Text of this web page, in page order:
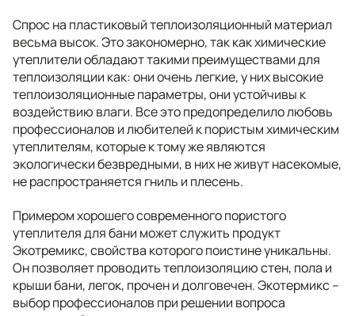
Спрос на пластиковый теплоизоляционный материал
весьма высок. Это закономерно, так как химические
утеплители обладают такими преимуществами для
теплоизоляции как: они очень легкие, у них высокие
теплоизоляционные параметры, они устойчивы к
воздействию влаги. Все это предопределило любовь
профессионалов и любителей к пористым химическим
утеплителям, которые к тому же являются
экологически безвредными, в них не живут насекомые,
не распространяется гниль и плесень.
Примером хорошего современного пористого
утеплителя для бани может служить продукт
Экотремикс, свойства которого поистине уникальны.
Он позволяет проводить теплоизоляцию стен, пола и
крыши бани, легок, прочен и долговечен. Экотермикс –
выбор профессионалов при решении вопроса